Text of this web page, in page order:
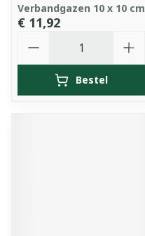
Verbandgazen 10 x 10 cm
€ 11,92
Bestel